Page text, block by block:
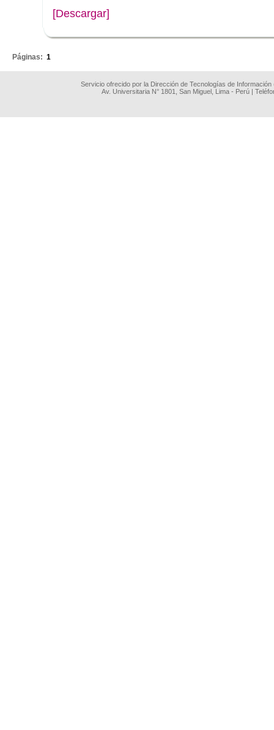
[Descargar]
Páginas: 1
Servicio ofrecido por la Dirección de Tecnologías de
Av. Universitaria N° 1801, San Miguel, Lima - Perú |